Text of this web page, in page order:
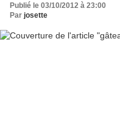
Publié le 03/10/2012 à 23:00
Par josette